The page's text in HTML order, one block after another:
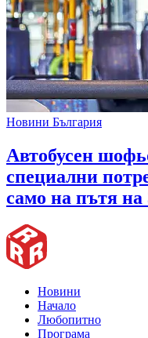
Новини България
Автобусен
специални
само на пътя на
Новини
Начало
Любопитно
Програма